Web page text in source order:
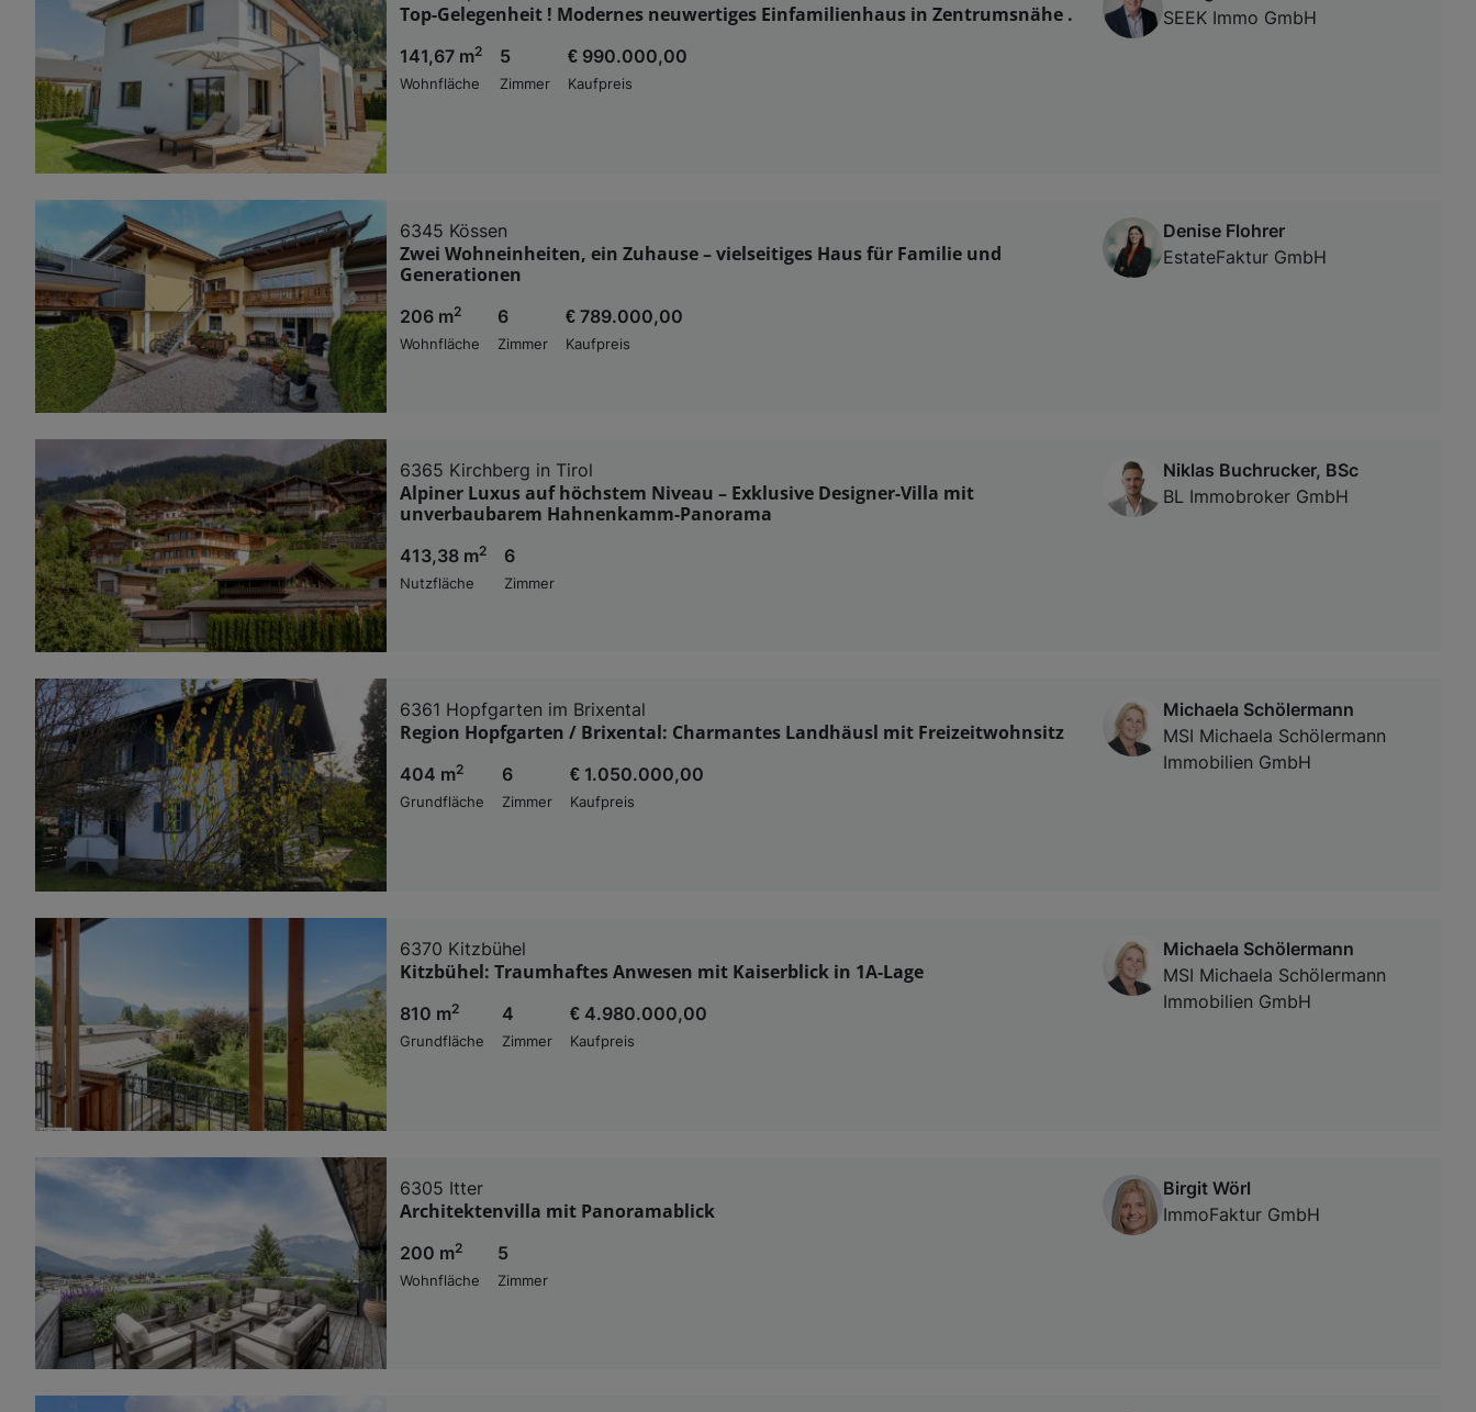
Top-Gelegenheit ! Modernes neuwertiges Einfamilienhaus in Zentrumsnähe .
141,67 m2
Wohnfläche
5
Zimmer
€ 990.000,00
Kaufpreis
SEEK Immo GmbH
6345 Kössen
Zwei Wohneinheiten, ein Zuhause – vielseitiges Haus für Familie und
Generationen
206 m2
Wohnfläche
6
Zimmer
€ 789.000,00
Kaufpreis
Denise Flohrer
EstateFaktur GmbH
6365 Kirchberg in Tirol
Alpiner Luxus auf höchstem Niveau – Exklusive Designer-Villa mit
unverbaubarem Hahnenkamm-Panorama
413,38 m2
Nutzfläche
6
Zimmer
Niklas Buchrucker, BSc
BL Immobroker GmbH
6361 Hopfgarten im Brixental
Region Hopfgarten / Brixental: Charmantes Landhäusl mit Freizeitwohnsitz
404 m2
Grundfläche
6
Zimmer
€ 1.050.000,00
Kaufpreis
Michaela Schölermann
MSI Michaela Schölermann
Immobilien GmbH
6370 Kitzbühel
Kitzbühel: Traumhaftes Anwesen mit Kaiserblick in 1A-Lage
810 m2
Grundfläche
4
Zimmer
€ 4.980.000,00
Kaufpreis
Michaela Schölermann
MSI Michaela Schölermann
Immobilien GmbH
6305 Itter
Architektenvilla mit Panoramablick
200 m2
Wohnfläche
5
Zimmer
Birgit Wörl
ImmoFaktur GmbH